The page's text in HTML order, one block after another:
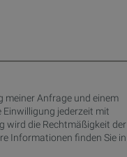
meiner Anfrage und einem
jederzeit mit
wird die Rechtmäßigkeit der
Informationen finden Sie in